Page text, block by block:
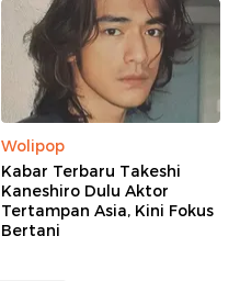
Wolipop
Kabar Terbaru Takeshi
Kaneshiro Dulu Aktor
Tertampan Asia, Kini Fokus
Bertani